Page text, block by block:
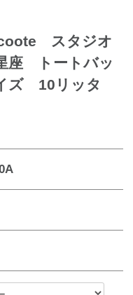
coote スタジオ
座 トートバッ
ズ 10リッタ